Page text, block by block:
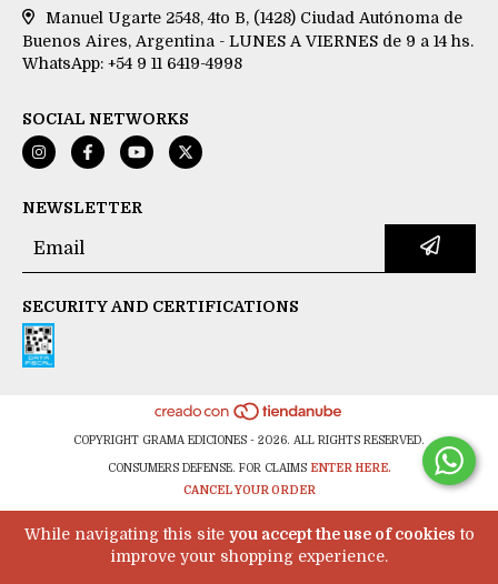
While navigating this site you accept the use of cookies to
improve your shopping experience.
Manuel Ugarte 2548, 4to B, (1428) Ciudad Autónoma de
Buenos Aires, Argentina - LUNES A VIERNES de 9 a 14 hs.
WhatsApp: +54 9 11 6419-4998
SOCIAL NETWORKS
NEWSLETTER
SECURITY AND CERTIFICATIONS
COPYRIGHT GRAMA EDICIONES - 2026. ALL RIGHTS RESERVED.
CONSUMERS DEFENSE. FOR CLAIMS ENTER HERE.
CANCEL YOUR ORDER